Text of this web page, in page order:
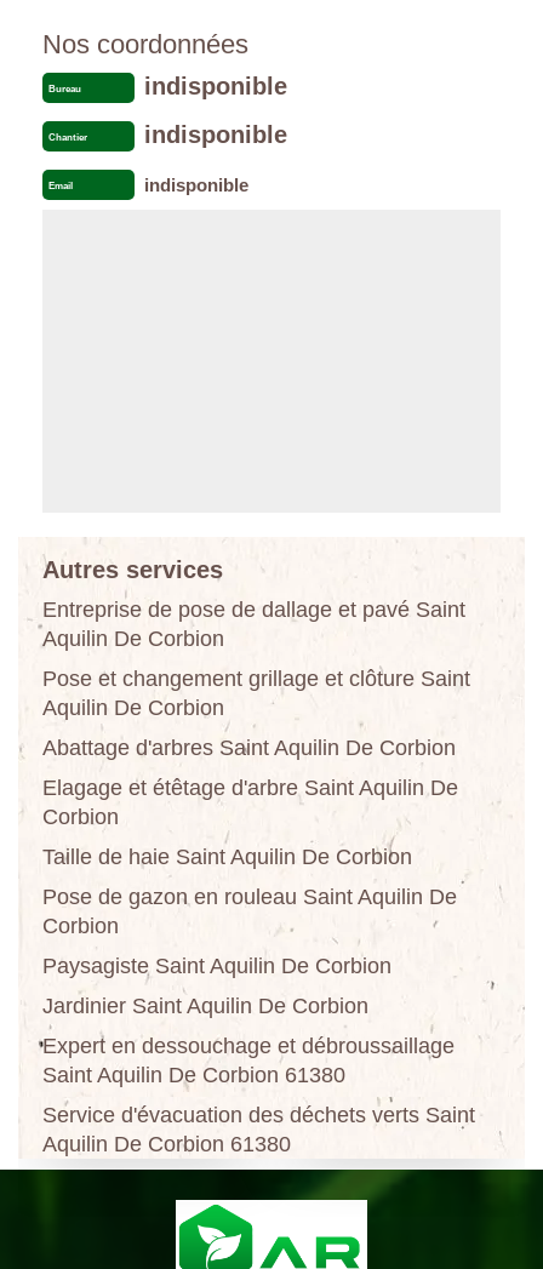
Nos coordonnées
Bureau indisponible
Chantier indisponible
Email indisponible
Autres services
Entreprise de pose de dallage et pavé Saint
Aquilin De Corbion
Pose et changement grillage et clôture Saint
Aquilin De Corbion
Abattage d'arbres Saint Aquilin De Corbion
Elagage et étêtage d'arbre Saint Aquilin De
Corbion
Taille de haie Saint Aquilin De Corbion
Pose de gazon en rouleau Saint Aquilin De
Corbion
Paysagiste Saint Aquilin De Corbion
Jardinier Saint Aquilin De Corbion
Expert en dessouchage et débroussaillage
Saint Aquilin De Corbion 61380
Service d'évacuation des déchets verts Saint
Aquilin De Corbion 61380